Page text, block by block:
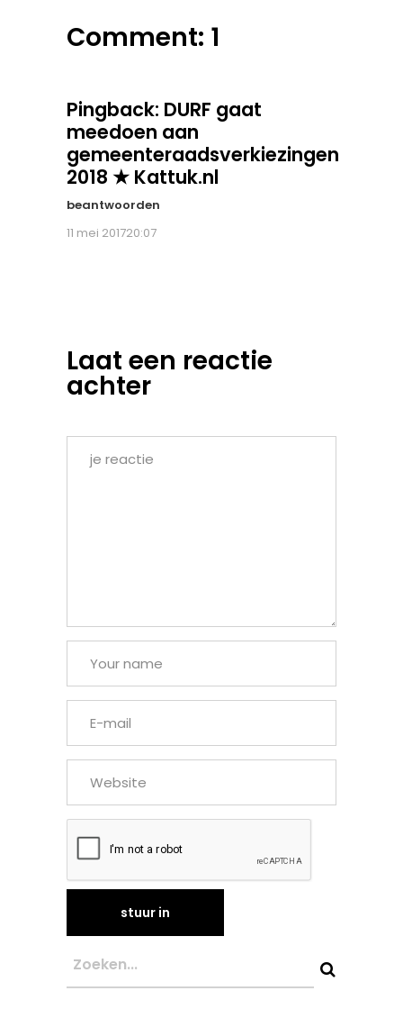
Comment: 1
Pingback: DURF gaat
meedoen aan
gemeenteraadsverkiezingen
2018 ★ Kattuk.nl
beantwoorden
11 mei 201720:07
Laat een reactie
achter